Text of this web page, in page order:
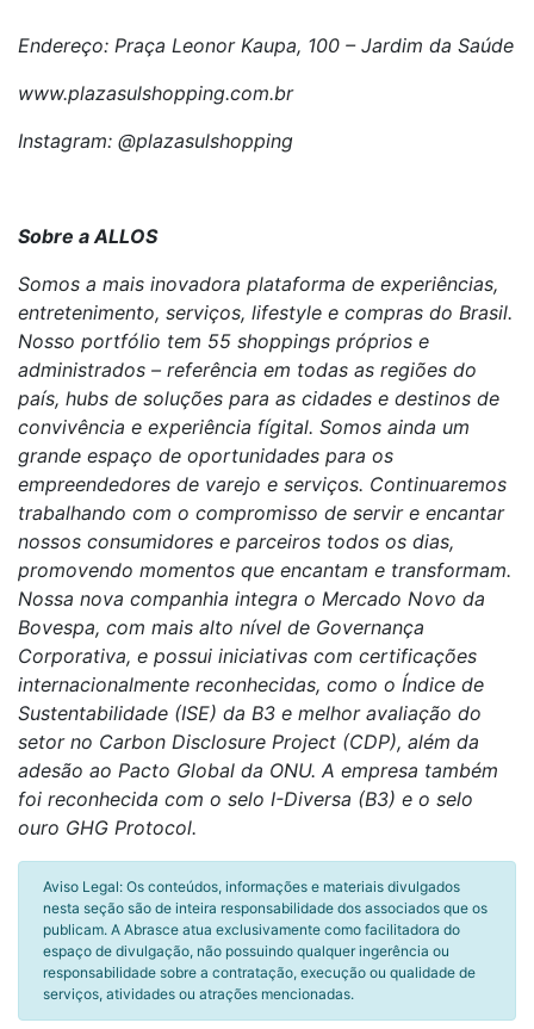
Endereço: Praça Leonor Kaupa, 100 – Jardim da Saúde
www.plazasulshopping.com.br
Instagram: @plazasulshopping
Sobre a ALLOS
Somos a mais inovadora plataforma de experiências,
entretenimento, serviços, lifestyle e compras do Brasil.
Nosso portfólio tem 55 shoppings próprios e
administrados – referência em todas as regiões do
país, hubs de soluções para as cidades e destinos de
convivência e experiência fígital. Somos ainda um
grande espaço de oportunidades para os
empreendedores de varejo e serviços. Continuaremos
trabalhando com o compromisso de servir e encantar
nossos consumidores e parceiros todos os dias,
promovendo momentos que encantam e transformam.
Nossa nova companhia integra o Mercado Novo da
Bovespa, com mais alto nível de Governança
Corporativa, e possui iniciativas com certificações
internacionalmente reconhecidas, como o Índice de
Sustentabilidade (ISE) da B3 e melhor avaliação do
setor no Carbon Disclosure Project (CDP), além da
adesão ao Pacto Global da ONU. A empresa também
foi reconhecida com o selo I-Diversa (B3) e o selo
ouro GHG Protocol.
Aviso Legal: Os conteúdos, informações e materiais divulgados
nesta seção são de inteira responsabilidade dos associados que os
publicam. A Abrasce atua exclusivamente como facilitadora do
espaço de divulgação, não possuindo qualquer ingerência ou
responsabilidade sobre a contratação, execução ou qualidade de
serviços, atividades ou atrações mencionadas.